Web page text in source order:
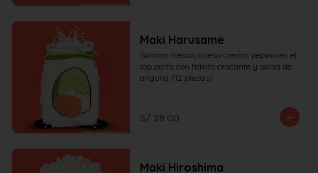
Maki Harusame
Salmon fresco, queso crema, pepino en el
top palta con fideito crocante y salsa de
anguila (12 piezas)
S/ 28.00
Maki Hiroshima